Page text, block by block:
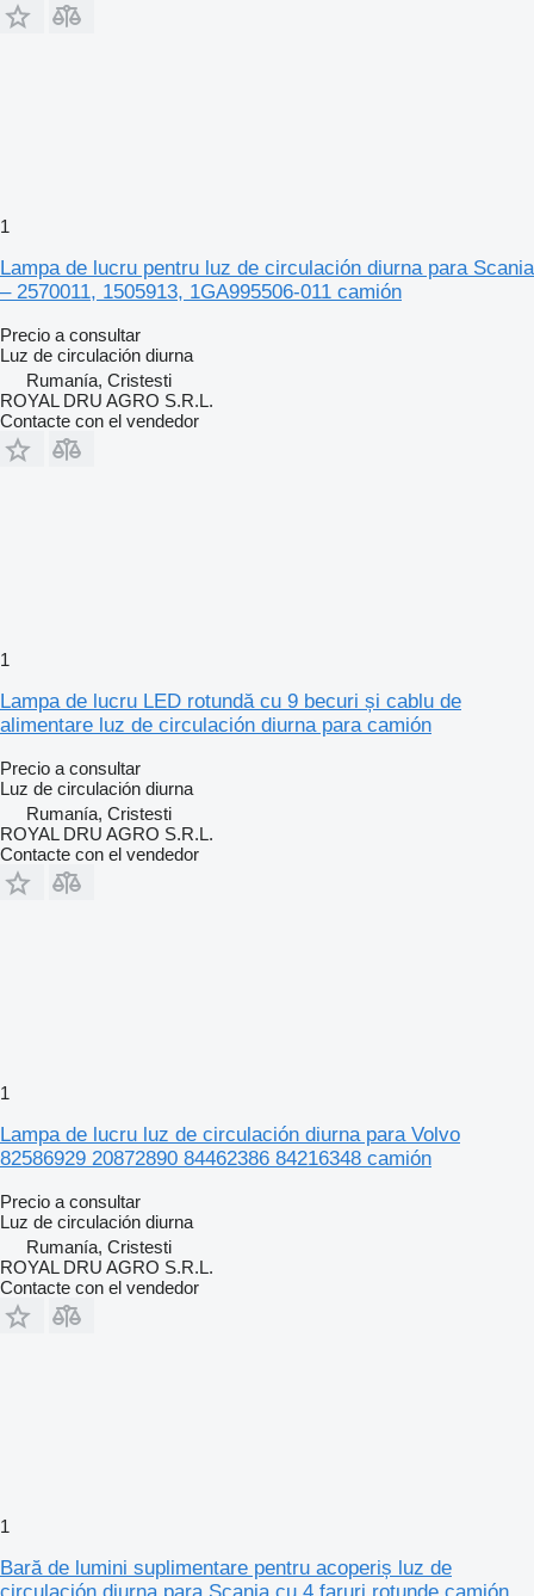
1
Lampa de lucru pentru luz de circulación diurna para Scania
– 2570011, 1505913, 1GA995506-011 camión
Precio a consultar
Luz de circulación diurna
Rumanía, Cristesti
ROYAL DRU AGRO S.R.L.
Contacte con el vendedor
1
Lampa de lucru LED rotundă cu 9 becuri și cablu de
alimentare luz de circulación diurna para camión
Precio a consultar
Luz de circulación diurna
Rumanía, Cristesti
ROYAL DRU AGRO S.R.L.
Contacte con el vendedor
1
Lampa de lucru luz de circulación diurna para Volvo
82586929 20872890 84462386 84216348 camión
Precio a consultar
Luz de circulación diurna
Rumanía, Cristesti
ROYAL DRU AGRO S.R.L.
Contacte con el vendedor
1
Bară de lumini suplimentare pentru acoperiș luz de